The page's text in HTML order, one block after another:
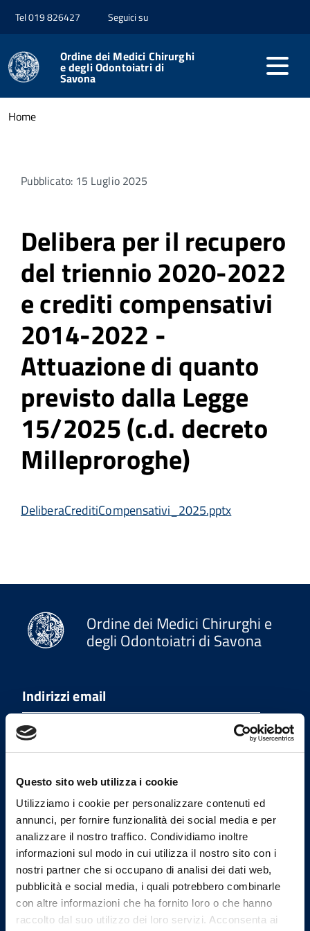
Questo sito web utilizza i cookie
Utilizziamo i cookie per personalizzare contenuti ed
annunci, per fornire funzionalità dei social media e per
analizzare il nostro traffico. Condividiamo inoltre
informazioni sul modo in cui utilizza il nostro sito con i
nostri partner che si occupano di analisi dei dati web,
pubblicità e social media, i quali potrebbero combinarle
con altre informazioni che ha fornito loro o che hanno
raccolto dal suo utilizzo dei loro servizi. Acconsenta ai
Tel 019 826427 Seguici su
Ordine dei Medici Chirurghi
e degli Odontoiatri di
Savona
Home
Pubblicato: 15 Luglio 2025
Delibera per il recupero
del triennio 2020-2022
e crediti compensativi
2014-2022 -
Attuazione di quanto
previsto dalla Legge
15/2025 (c.d. decreto
Milleproroghe)
DeliberaCreditiCompensativi_2025.pptx
Ordine dei Medici Chirurghi e
degli Odontoiatri di Savona
Indirizzi email
Email Segreteria
omceosv@omceosv.it
presidente@omceosv.it
Email PEC
segreteria.omceosv@pec.it
Email PEC Presidenza
presidenza.omceosv@pec.it
Uffici